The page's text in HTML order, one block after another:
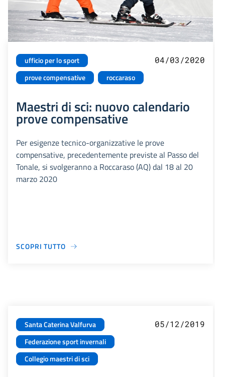
ufficio per lo sport
prove compensative
roccaraso
04/03/2020
Maestri di sci: nuovo calendario
prove compensative
Per esigenze tecnico-organizzative le prove
compensative, precedentemente previste al Passo del
Tonale, si svolgeranno a Roccaraso (AQ) dal 18 al 20
marzo 2020
SCOPRI TUTTO
Santa Caterina Valfurva
Federazione sport invernali
Collegio maestri di sci
05/12/2019